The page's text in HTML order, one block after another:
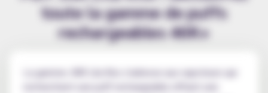
toute la gamme de puffs
rechargeables 46K+
La gamme JNR Lila Kiss s'adresse aux vapoteurs qui
recherchent une puff rechargeable offrant une